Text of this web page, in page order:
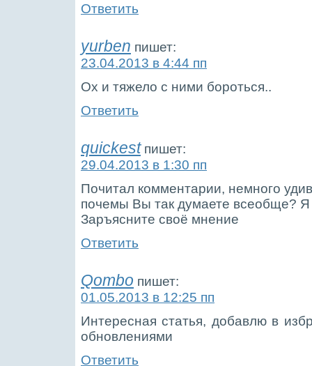
Ответить
yurben пишет:
23.04.2013 в 4:44 пп
Ох и тяжело с ними бороться..
Ответить
quickest пишет:
29.04.2013 в 1:30 пп
Почитал комментарии, немного
почемы Вы так думаете всеобще? Я
Заръясните своё мнение
Ответить
Qombo пишет:
01.05.2013 в 12:25 пп
Интересная статья, добавлю в
обновлениями
Ответить